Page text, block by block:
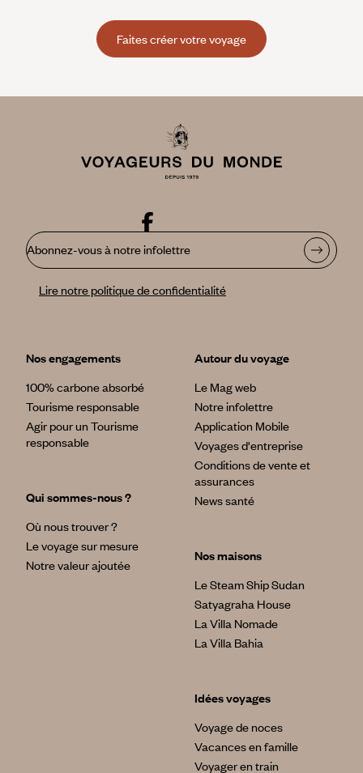
Faites créer votre voyage
Abonnez-vous à notre infolettre
Lire notre politique de confidentialité
Nos engagements
100% carbone absorbé
Tourisme responsable
Agir pour un Tourisme
responsable
Qui sommes-nous ?
Où nous trouver ?
Le voyage sur mesure
Notre valeur ajoutée
Autour du voyage
Le Mag web
Notre infolettre
Application Mobile
Voyages d'entreprise
Conditions de vente et
assurances
News santé
Nos maisons
Le Steam Ship Sudan
Satyagraha House
La Villa Nomade
La Villa Bahia
Idées voyages
Voyage de noces
Vacances en famille
Voyager en train